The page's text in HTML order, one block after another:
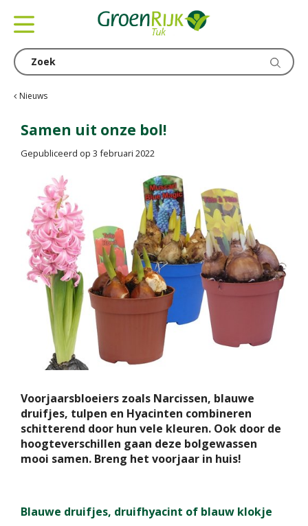
Nieuws
Samen uit onze bol!
Gepubliceerd op 3 februari 2022
Voorjaarsbloeiers zoals Narcissen, blauwe
druifjes, tulpen en Hyacinten combineren
schitterend door hun vele kleuren. Ook door de
hoogteverschillen gaan deze bolgewassen
mooi samen. Breng het voorjaar in huis!
Blauwe druifjes, druifhyacint of blauw klokje